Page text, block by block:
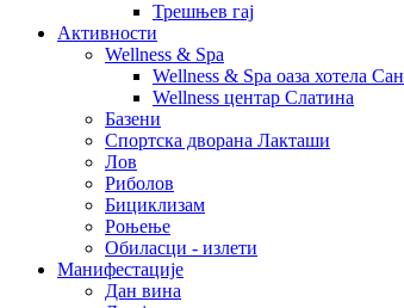
Трешњев гај
Активности
Wellness & Spa
Wellness & Spa оаза хотела Сан
Wellness центар Слатина
Базени
Спортска дворана Лакташи
Лов
Риболов
Бициклизам
Роњење
Обиласци - излети
Манифестације
Дан вина